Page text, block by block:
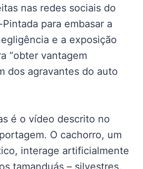
nas redes sociais do
para embasar a
e a exposição
“obter vantagem
dos agravantes do auto
é o vídeo descrito no
O cachorro, um
interage artificialmente
tamanduás – silvestres.